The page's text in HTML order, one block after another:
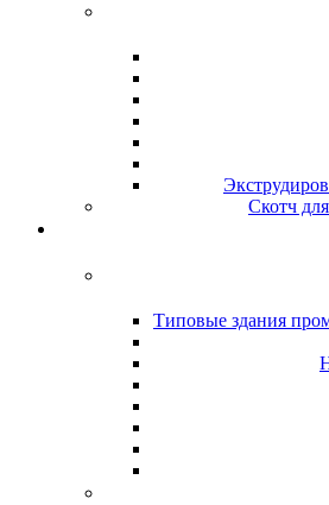
Скотч
Типовые здания